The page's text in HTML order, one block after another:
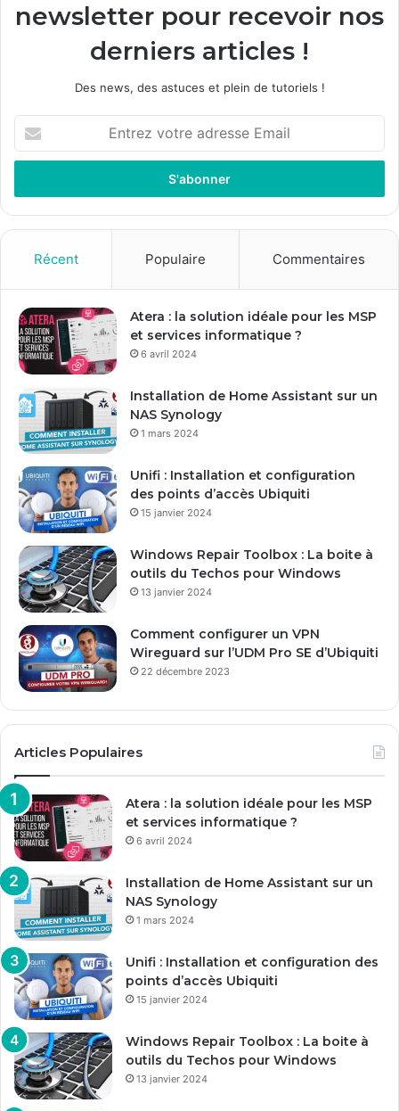
newsletter pour recevoir nos
derniers articles !
Des news, des astuces et plein de tutoriels !
t
e
z
r
e
a
d
s
e
m
a
Récent Populaire Commentaires
Atera : la solution idéale pour les MSP
et services informatique ?
6 avril 2024
Installation de Home Assistant sur un
NAS Synology
1 mars 2024
Unifi : Installation et configuration
des points d’accès Ubiquiti
15 janvier 2024
Windows Repair Toolbox : La boite à
outils du Techos pour Windows
13 janvier 2024
Comment configurer un VPN
Wireguard sur l’UDM Pro SE d’Ubiquiti
22 décembre 2023
Articles Populaires
Atera : la solution idéale pour les MSP
et services informatique ?
6 avril 2024
Installation de Home Assistant sur un
NAS Synology
1 mars 2024
Unifi : Installation et configuration des
points d’accès Ubiquiti
15 janvier 2024
Windows Repair Toolbox : La boite à
outils du Techos pour Windows
13 janvier 2024